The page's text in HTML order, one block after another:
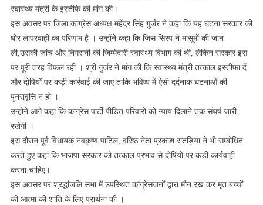
इस्तीफे
की
मांग
स्वास्थ्य मंत्री के इस्तीफे की मांग की।
इस अवसर पर जिला कांग्रेस अध्यक्ष महेंद्र सिंह गुर्जर ने कहा कि यह घटना सरकार की
घोर लापरवाही का परिणाम है । उन्होंने कहा कि जिस सिरप ने मासूमों की जान
ली,उसकी जांच और निगरानी की जिम्मेदारी स्वास्थ्य विभाग की थी, लेकिन सरकार इस
पर पूरी तरह विफल रही । श्री गुर्जर ने मांग की कि स्वास्थ्य मंत्री तत्काल इस्तीफा दें
और दोषियों पर कड़ी कार्रवाई की जाए ताकि भविष्य में ऐसी दर्दनाक घटनाओं की
पुनरावृत्ति न हो ।
उन्होंने आगे कहा कि कांग्रेस पार्टी पीड़ित परिवारों को न्याय दिलाने तक संघर्ष जारी
रखेगी ।
इस दौरान पूर्व विधायक नवकृष्ण पाटिल, वरिष्ठ नेता प्रकाश रातड़िया ने भी सम्बोधित
करते हुए कहा कि भाजपा सरकार को तत्काल प्रभाव से दोषियों पर कड़ी कार्यवाही
करना चाहिए।
इस अवसर पर श्रद्धांजलि सभा में उपस्थित कांग्रेसजनों द्वारा मौन रख कर मृत बच्चों
की आत्मा की शांति के लिए प्रार्थना की ।